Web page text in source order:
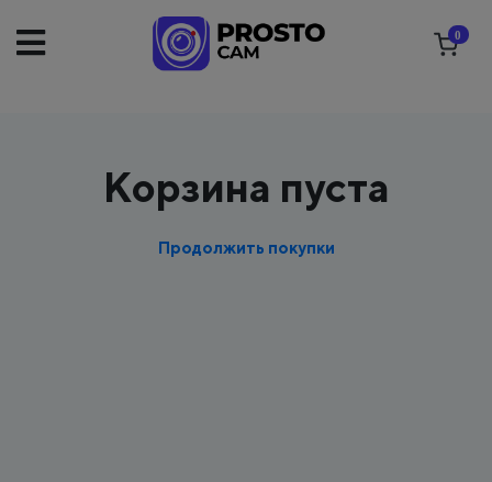
0
Корзина пуста
Продолжить покупки